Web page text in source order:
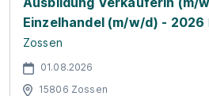
Einzelhandel (m/w/d) - 2026
Zossen
01.08.2026
15806 Zossen